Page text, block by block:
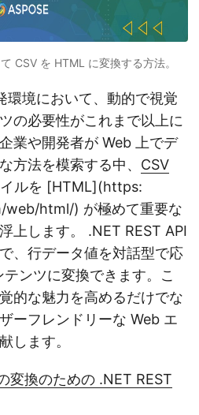
CSV を HTML に変換する方法。
環境において、動的で視覚
の必要性がこれまで以上に
業や開発者が Web 上でデ
方法を模索する中、 CSV
ルを [HTML](https:
html/) が極めて重要な
上します。 .NET REST API
、行データ値を対話型で応
ンツに変換できます。こ
的な魅力を高めるだけでな
ーフレンドリーな Web エ
します。
変換のための .NET REST